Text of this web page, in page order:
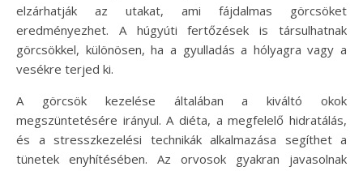
elzárhatják az utakat, ami fájdalmas görcsöket
eredményezhet. A húgyúti fertőzések is társulhatnak
görcsökkel, különösen, ha a gyulladás a hólyagra vagy a
vesékre terjed ki.
A görcsök kezelése általában a kiváltó okok
megszüntetésére irányul. A diéta, a megfelelő hidratálás,
és a stresszkezelési technikák alkalmazása segíthet a
tünetek enyhítésében. Az orvosok gyakran javasolnak